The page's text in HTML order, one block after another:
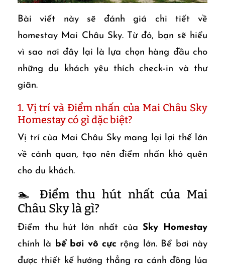
Bài viết này sẽ đánh giá chi tiết về
homestay Mai Châu Sky. Từ đó, bạn sẽ hiểu
vì sao nơi đây lại là lựa chọn hàng đầu cho
những du khách yêu thích check-in và thư
giãn.
1. Vị trí và Điểm nhấn của Mai Châu Sky
Homestay có gì đặc biệt?
Vị trí của Mai Châu Sky mang lại lợi thế lớn
về cảnh quan, tạo nên điểm nhấn khó quên
cho du khách.
🏊 Điểm thu hút nhất của Mai
Châu Sky là gì?
Điểm thu hút lớn nhất của Sky Homestay
chính là bể bơi vô cực rộng lớn. Bể bơi này
được thiết kế hướng thẳng ra cánh đồng lúa